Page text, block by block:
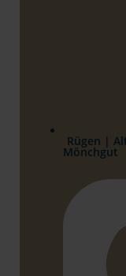
Rügen |
Mönchgut